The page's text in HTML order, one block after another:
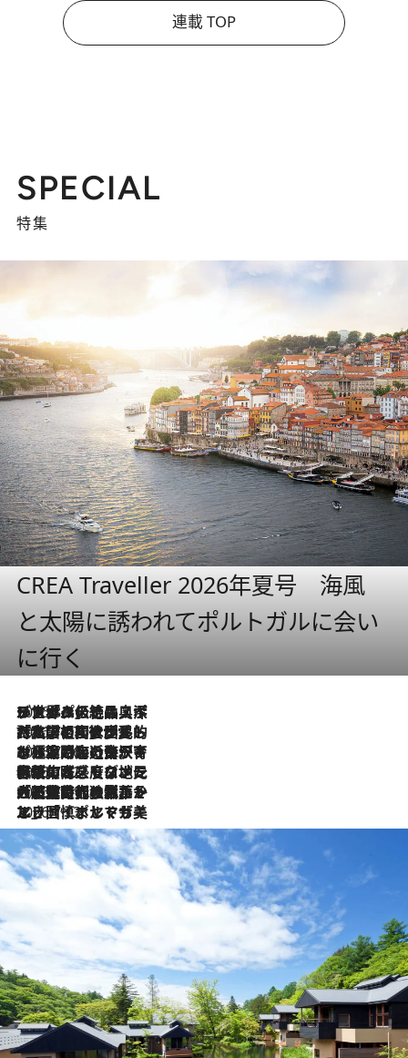
連載 TOP
SPECIAL
特集
CREA Traveller 2026年夏号 海風
と太陽に誘われてポルトガルに会い
に行く
2026.8.8
リスボンの絶品スイーツ「パステル・デ・ナタ」とは？ポルトガル伝統の奥深い世界へ
2026.7.27
「私の祖国はポルトガル語です」国民的詩人フェルナンド・ペソアと、彼が愛した文学の街を歩く
2026.7.26
ポルトガル近海が育む極上の海の幸。キリリと冷えた白ワインと愉しむ、シーフード専門店の贅沢
2026.7.22
伝統の味をモダンに昇華。高感度な地元客が集う、リスボンの最旬ガストロノミー
2026.7.21
大航海時代の栄華から、震災、独裁、そして革命へ。ポルトガル・首都リスボンの石畳に刻まれた「歴史の光と影」
2026.7.13
エッセイ・ヤマザキマリ「慎ましくも美しき国 ポルトガル」